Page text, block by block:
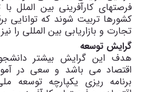
فرصتهای کارآفرینی بین الملل
کشورها تربیت شوند که توانایی
تجارت و بازاریابی بین المللی را
گرایش توسعه
هدف این گرایش بیشتر
اقتصاد می باشد و سعی در
برنامه ریزی یکپارچه